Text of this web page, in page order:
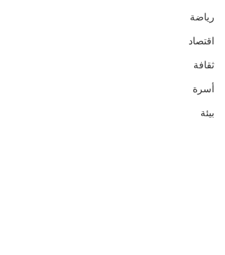
رياضة
اقتصاد
ثقافة
أسرة
بيئة